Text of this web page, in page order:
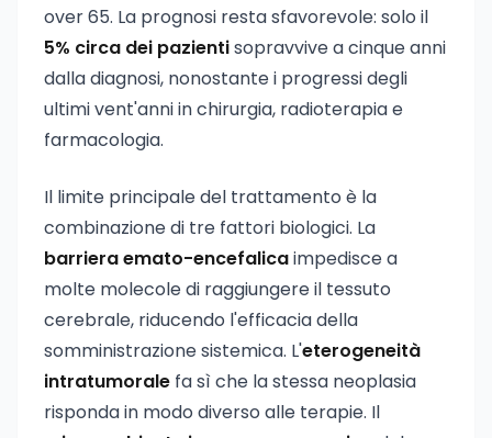
over 65. La prognosi resta sfavorevole: solo il
5% circa dei pazientisopravvive a cinque anni
dalla diagnosi, nonostante i progressi degli
ultimi vent'anni in chirurgia, radioterapia e
farmacologia.
Il limite principale del trattamento è la
combinazione di tre fattori biologici. La
barriera emato-encefalicaimpedisce a
molte molecole di raggiungere il tessuto
cerebrale, riducendo l'efficacia della
somministrazione sistemica. L'eterogeneità
intratumorale fa sì che la stessa neoplasia
risponda in modo diverso alle terapie. Il